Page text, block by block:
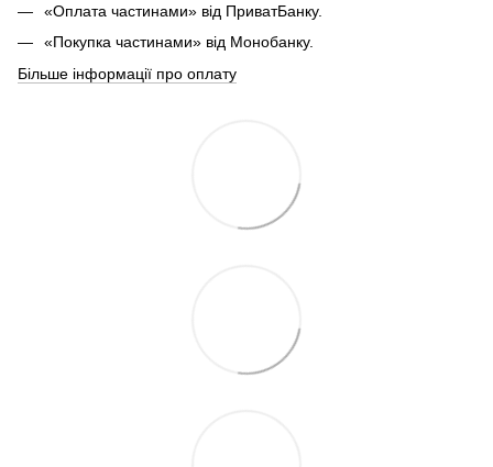
«Оплата частинами» від ПриватБанку.
«Покупка частинами» від Монобанку.
Більше інформації про оплату